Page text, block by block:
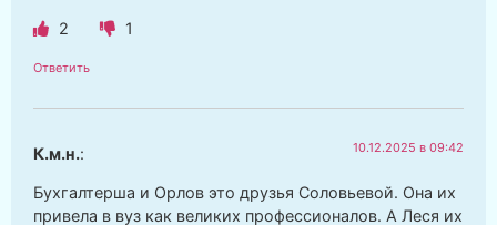
2 1
Ответить
К.м.н.: 10.12.2025 в 09:42
Бухгалтерша и Орлов это друзья Соловьевой. Она их
привела в вуз как великих профессионалов. А Леся их